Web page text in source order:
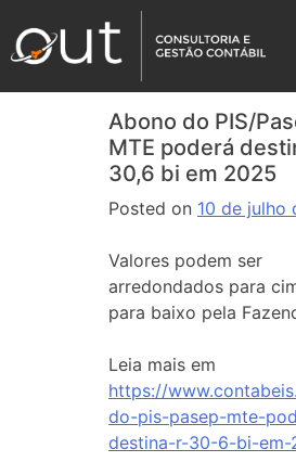
Abono do PIS/
MTE poderá
30,6 bi em 2025
Posted on 10 de julho
Valores podem ser
arredondados para
para baixo pela
Leia mais em
https://
do-pis-pasep-mte-
destina-r-30-6-bi-